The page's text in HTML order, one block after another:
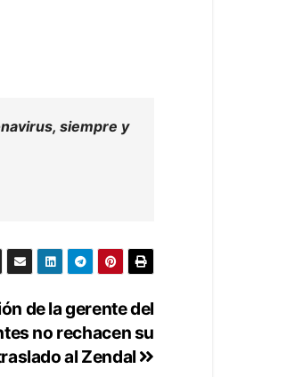
siempre y
de la gerente del
no rechacen su
al Zendal